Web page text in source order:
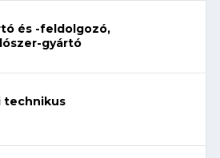
és -feldolgozó,
gyártó
technikus